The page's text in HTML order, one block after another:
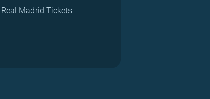
Real Madrid Tickets